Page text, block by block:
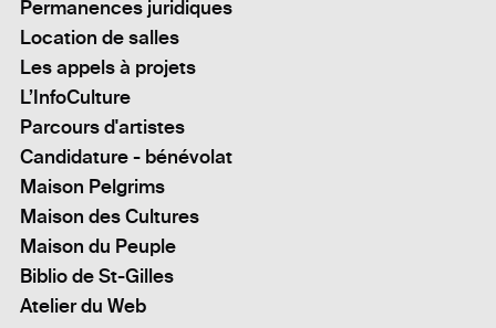
Permanences juridiques
Location de salles
Les appels à projets
L’InfoCulture
Parcours d'artistes
Candidature - bénévolat
Maison Pelgrims
Maison des Cultures
Maison du Peuple
Biblio de St-Gilles
Atelier du Web